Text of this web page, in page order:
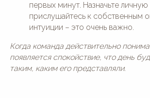
первых минут. Назначьте личную
прислушайтесь к собственным
интуиции – это очень важно.
Когда команда действительно
появляется спокойствие, что день
таким, каким его представляли.